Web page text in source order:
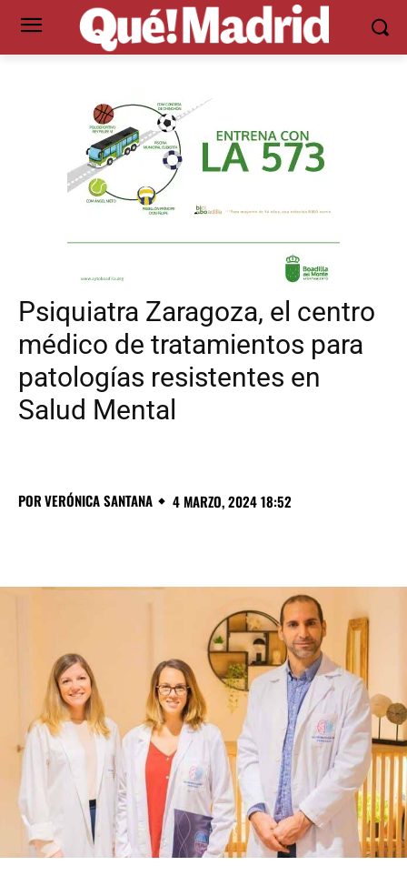
Psiquiatra Zaragoza, el centro
médico de tratamientos para
patologías resistentes en
Salud Mental
PORVERÓNICA SANTANA 4 MARZO, 2024 18:52